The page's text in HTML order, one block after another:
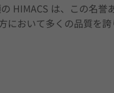
HIMACS は、この名
において多くの品質を